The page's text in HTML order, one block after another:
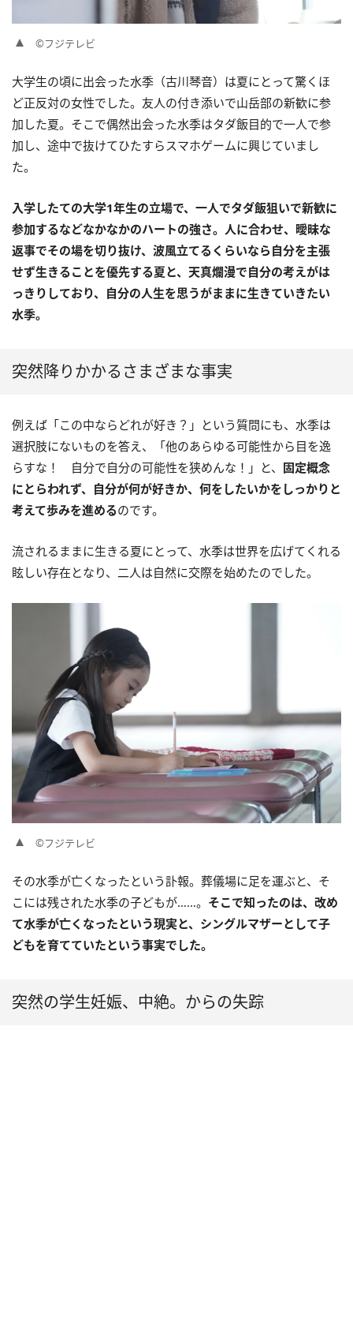
©フジテレビ
大学生の頃に出会った水季（古川琴音）は夏にとって驚くほ
ど正反対の女性でした。友人の付き添いで山岳部の新歓に参
加した夏。そこで偶然出会った水季はタダ飯目的で一人で参
加し、途中で抜けてひたすらスマホゲームに興じていまし
た。
入学したての大学1年生の立場で、一人でタダ飯狙いで新歓に
参加するなどなかなかのハートの強さ。人に合わせ、曖昧な
返事でその場を切り抜け、波風立てるくらいなら自分を主張
せず生きることを優先する夏と、天真爛漫で自分の考えがは
っきりしており、自分の人生を思うがままに生きていきたい
水季。
突然降りかかるさまざまな事実
例えば「この中ならどれが好き？」という質問にも、水季は
選択肢にないものを答え、「他のあらゆる可能性から目を逸
らすな！ 自分で自分の可能性を狭めんな！」と、 固定概念
にとらわれず、自分が何が好きか、何をしたいかをしっかりと
考えて歩みを進めるのです。
流されるままに生きる夏にとって、水季は世界を広げてくれる
眩しい存在となり、二人は自然に交際を始めたのでした。
©フジテレビ
その水季が亡くなったという訃報。葬儀場に足を運ぶと、そ
こには残された水季の子どもが……。 そこで知ったのは、改め
て水季が亡くなったという現実と、シングルマザーとして子
どもを育てていたという事実でした。
突然の学生妊娠、中絶。からの失踪